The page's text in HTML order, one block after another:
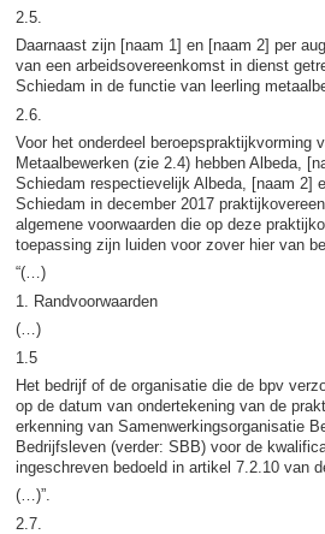
2.5.
Daarnaast zijn [naam 1] en [naam 2] per
van een arbeidsovereenkomst in dienst
Schiedam in de functie van leerling
2.6.
Voor het onderdeel beroepspraktijkvorming
Metaalbewerken (zie 2.4) hebben Albeda,
Schiedam respectievelijk Albeda, [naam 2]
Schiedam in december 2017
algemene voorwaarden die op deze
toepassing zijn luiden voor zover hier van
“(…)
1. Randvoorwaarden
(…)
1.5
Het bedrijf of de organisatie die de bpv
op de datum van ondertekening van de
erkenning van Samenwerkingsorganisatie
Bedrijfsleven (verder: SBB) voor de
ingeschreven bedoeld in artikel 7.2.10 van
(…)”.
2.7.